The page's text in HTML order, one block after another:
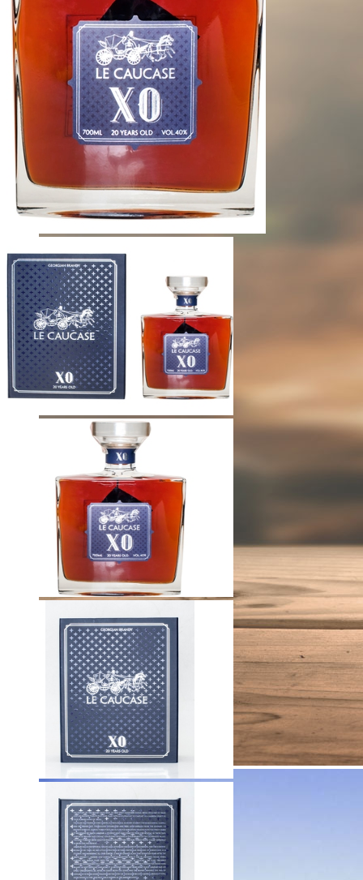
ПРО КОМПАНІЮ
Теліані Трейдінг Україна
Теліані Велі історія
Теліані Велі виробництво
Теліані Велі в світі
ПРОДУКЦІЯ
Вино
Бренді
Горілка
Чача
MUNDUS VINI Grand International Wine Awa
Teliani Silver Bronze IWC 2019
Teliani Bronze Decanter 2019
Teliani Silver Bronze IWC 2019
Teliani Best in show Decanter 2019
Teliani Trophy IWC 2019
Teliani Bronze IWC 2018
Teliani Bronze IWC 2018
Teliani Silver IWC 2018
Teliani Trophy IWC 2018
КОНТРОЛЬ ЯКОСТІ
Теліані Велі
КОНТАКТИ
ВАКАНСІЇ
Менеджер з продажу (HoReCa)
Підтвердіть свій вік
Мені більше 18 років.
Мені менше 18 років.